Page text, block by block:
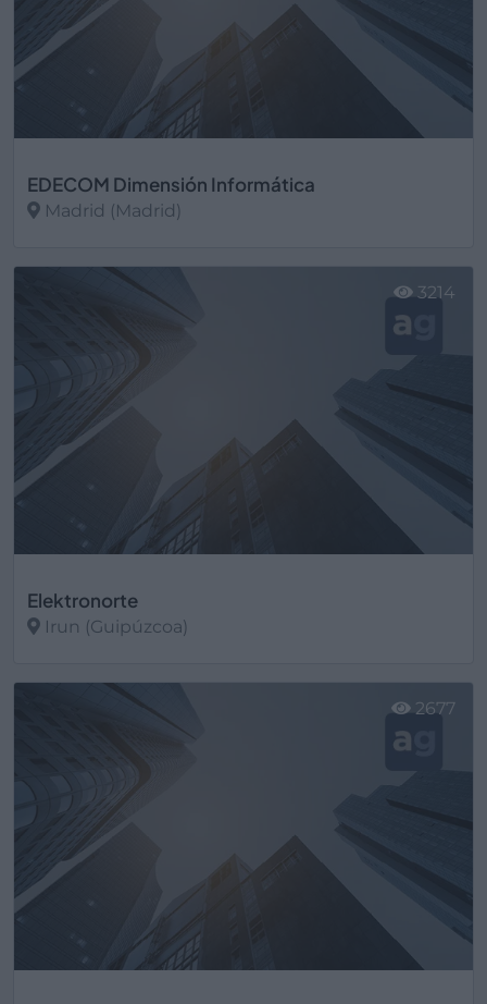
EDECOM Dimensión Informática
Madrid (Madrid)
Elektronorte
Irun (Guipúzcoa)
3214
2677